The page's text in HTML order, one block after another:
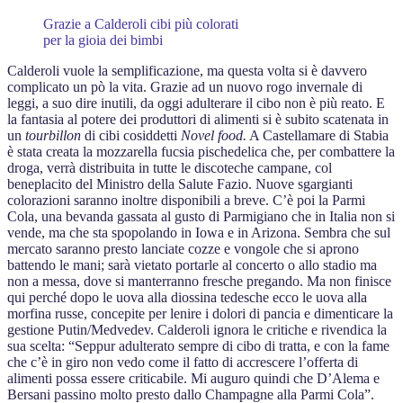
Grazie a Calderoli cibi più colorati
per la gioia dei bimbi
Calderoli vuole la semplificazione, ma questa volta si è davvero
complicato un pò la vita. Grazie ad un nuovo rogo invernale di
leggi, a suo dire inutili, da oggi adulterare il cibo non è più reato. E
la fantasia al potere dei produttori di alimenti si è subito scatenata in
un tourbillon di cibi cosiddetti Novel food. A Castellamare di Stabia
è stata creata la mozzarella fucsia pischedelica che, per combattere la
droga, verrà distribuita in tutte le discoteche campane, col
beneplacito del Ministro della Salute Fazio. Nuove sgargianti
colorazioni saranno inoltre disponibili a breve. C’è poi la Parmi
Cola, una bevanda gassata al gusto di Parmigiano che in Italia non si
vende, ma che sta spopolando in Iowa e in Arizona. Sembra che sul
mercato saranno presto lanciate cozze e vongole che si aprono
battendo le mani; sarà vietato portarle al concerto o allo stadio ma
non a messa, dove si manterranno fresche pregando. Ma non finisce
qui perché dopo le uova alla diossina tedesche ecco le uova alla
morfina russe, concepite per lenire i dolori di pancia e dimenticare la
gestione Putin/Medvedev. Calderoli ignora le critiche e rivendica la
sua scelta: “Seppur adulterato sempre di cibo di tratta, e con la fame
che c’è in giro non vedo come il fatto di accrescere l’offerta di
alimenti possa essere criticabile. Mi auguro quindi che D’Alema e
Bersani passino molto presto dallo Champagne alla Parmi Cola”.